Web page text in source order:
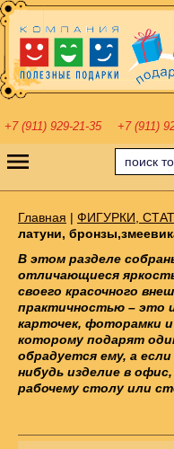
+7 (911) 929-21-35 +7 (911)
Главная | ФИГУРКИ,
латуни,
В этом разделе
отличающиеся
своего красочного
практичностью – это
карточек, фоторамки и
которому подарят
обрадуется ему, а
нибудь изделие в
рабочему столу или